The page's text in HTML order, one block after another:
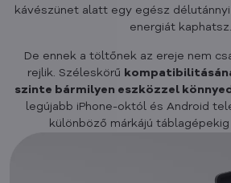
kávészünet alatt egy egész
energiát kaphatsz.
De ennek a töltőnek az ereje nem
rejlik. Széleskörű
szinte bármilyen eszközzel
legújabb iPhone-októl és Android
különböző márkájú